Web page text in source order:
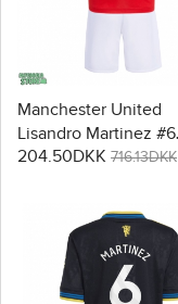
Manchester United
Lisandro Martinez #6
Replika Babytøj
2025-26 Kortærmet (+
Korte bukser)
204.50DKK 716.13DKK